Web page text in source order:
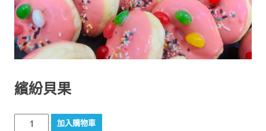
繽紛貝果
加入購物車